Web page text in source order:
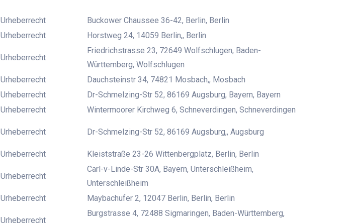
Urheberrecht
Buckower Chaussee 36-42, Berlin, Berlin
Urheberrecht Horstweg 24, 14059 Berlin,, Berlin
Urheberrecht
Friedrichstrasse 23, 72649 Wolfschlugen, Baden-
Württemberg, Wolfschlugen
Urheberrecht
Dauchsteinstr 34, 74821 Mosbach,, Mosbach
Urheberrecht
Dr-Schmelzing-Str 52, 86169 Augsburg, Bayern, Bayern
Urheberrecht
Wintermoorer Kirchweg 6, Schneverdingen, Schneverdingen
Urheberrecht Dr-Schmelzing-Str 52, 86169 Augsburg,, Augsburg
Urheberrecht Kleiststraße 23-26 Wittenbergplatz, Berlin, Berlin
Urheberrecht
Carl-v-Linde-Str 30A, Bayern, Unterschleißheim,
Unterschleißheim
Urheberrecht Maybachufer 2, 12047 Berlin, Berlin, Berlin
Urheberrecht
Burgstrasse 4, 72488 Sigmaringen, Baden-Württemberg,